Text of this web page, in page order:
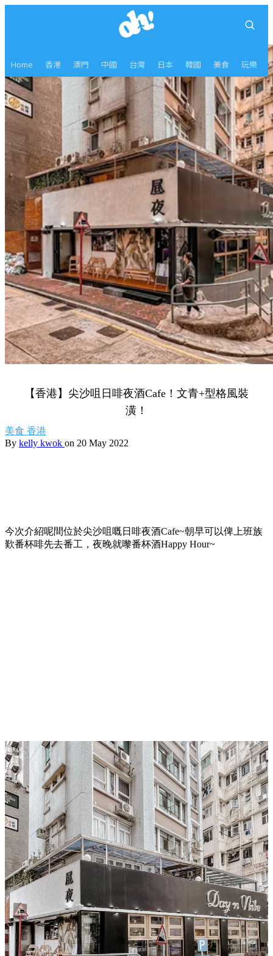
Home 香港 澳門 中國 台灣 日本 韓國 美食 玩樂
【香港】尖沙咀日啡夜酒Cafe！文青+型格風裝
潢！
美食 香港
By kelly kwok on 20 May 2022
今次介紹呢間位於尖沙咀嘅日啡夜酒Cafe~朝早可以俾上班族
歎番杯啡先去番工，夜晚就嚟番杯酒Happy Hour~